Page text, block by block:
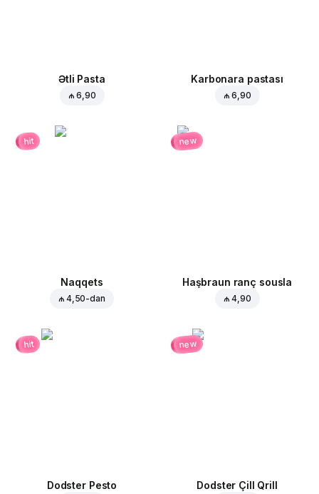
Ətli Pasta
₼ 6,90
Karbonara pastası
₼ 6,90
hit
Naqqets
₼ 4,50-dan
new
Haşbraun ranç sousla
₼ 4,90
hit
Dodster Pesto
new
Dodster Çill Qrill